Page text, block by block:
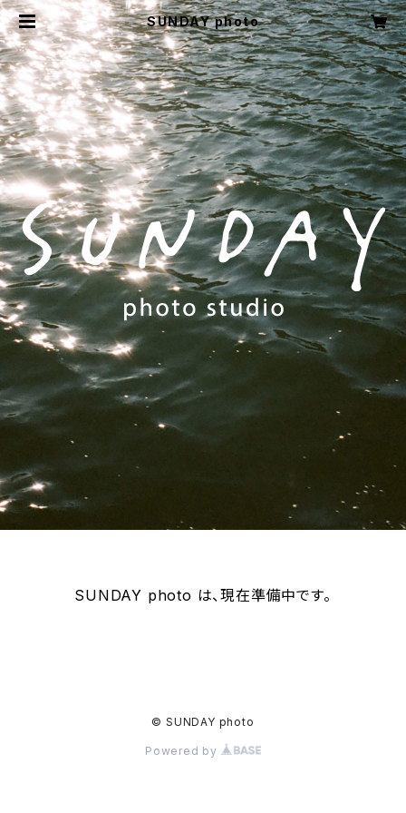
SUNDAY photo
SUNDAY photo は、現在準備中です。
© SUNDAY photo
Powered by